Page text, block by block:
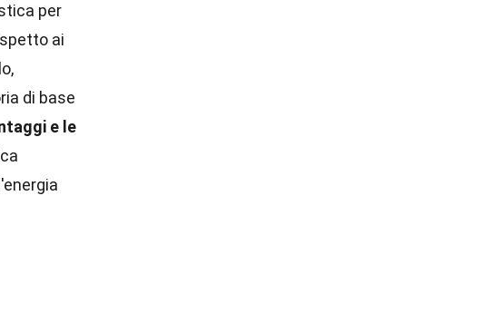
per
ai
di base
e le